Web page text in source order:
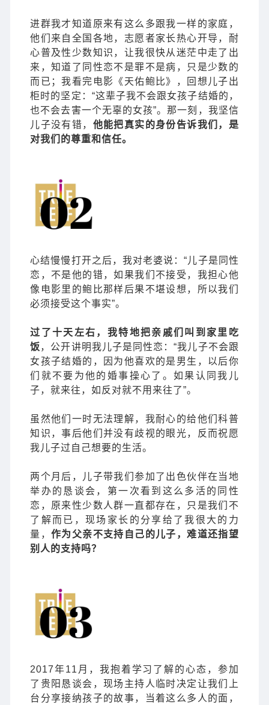
进群我才知道原来有这么多跟我一样的家庭，
他们来自全国各地，志愿者家长热心开导，耐
心普及性少数知识，让我很快从迷茫中走了出
来，知道了同性恋不是罪不是病，只是少数的
而已；我看完电影《天佑鲍比》，回想儿子出
柜时的坚定：“这辈子我不会跟女孩子结婚的，
也不会去害一个无辜的女孩”。那一刻，我坚信
儿子没有错， 他能把真实的身份告诉我们，是
对我们的尊重和信任。
心结慢慢打开之后，我对老婆说：“儿子是同性
恋，不是他的错，如果我们不接受，我担心他
像电影里的鲍比那样后果不堪设想，所以我们
必须接受这个事实”。
过了十天左右，我特地把亲戚们叫到家里吃
饭 ，公开讲明我儿子是同性恋：“我儿子不会跟
女孩子结婚的，因为他喜欢的是男生，以后你
们就不要为他的婚事操心了。如果认同我儿
子，就来往，如反对就不用来往了”。
虽然他们一时无法理解，我耐心的给他们科普
知识，事后他们并没有歧视的眼光，反而祝愿
我儿子过自己想要的生活。
两个月后，儿子带我们参加了出色伙伴在当地
举办的恳谈会，第一次看到这么多活的同性
恋，原来性少数人群一直都存在，只是我们不
了解而已，现场家长的分享给了我很大的力
量，作为父亲不支持自己的儿子，难道还指望
别人的支持吗？
2017年11月，我抱着学习了解的心态，参加
了贵阳恳谈会，现场主持人临时决定让我们上
台分享接纳孩子的故事，当着这么多人的面，